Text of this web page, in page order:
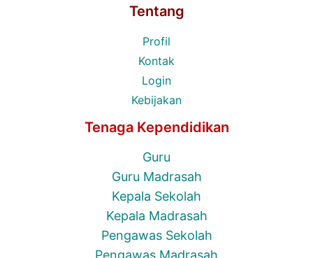
Tentang
Profil
Kontak
Login
Kebijakan
Tenaga Kependidikan
Guru
Guru Madrasah
Kepala Sekolah
Kepala Madrasah
Pengawas Sekolah
Pengawas Madrasah